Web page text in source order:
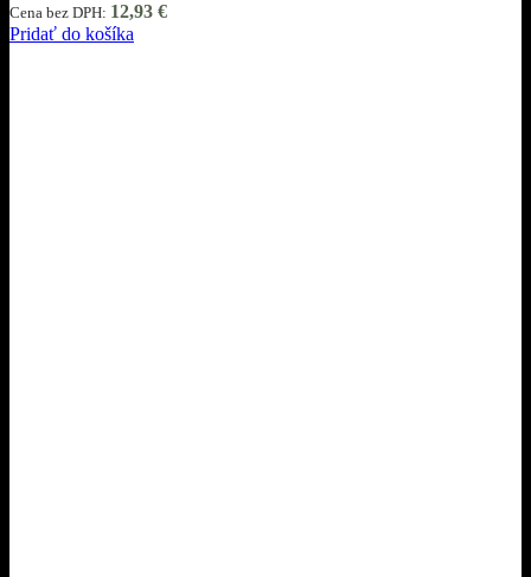
Cena bez DPH: 12,93 €
Pridať do košíka